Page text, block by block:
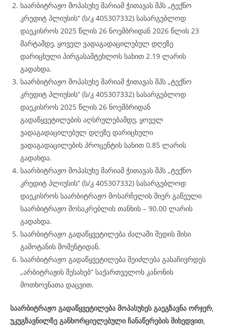
საარბიტრაჟო მოპასუხე მარიამ ჭითავას შპს „ტექნო
კრედიტ პლიუსის“ (ს/კ 405307332) სასარგებლოდ
დაეკისროს 2025 წლის 26 ნოემბრიდან 2026 წლის 23
მარტამდე, ყოველ ვადაგადაცილებულ დღეზე
დარიცხული პირგასამტეხლოს სახით 2.19 ლარის
გადახდა.
საარბიტრაჟო მოპასუხე მარიამ ჭითავას შპს „ტექნო
კრედიტ პლიუსის“ (ს/კ 405307332) სასარგებლოდ
დაეკისროს 2025 წლის 26 ნოემბრიდან
გადაწყვეტილების აღსრულებამდე, ყოველ
ვადაგადაცილებულ დღეზე დარიცხული
ვადაგადაცილების პროცენტის სახით 0.85 ლარის
გადახდა.
საარბიტრაჟო მოპასუხე მარიამ ჭითავას შპს „ტექნო
კრედიტ პლიუსის“ (ს/კ 405307332) სასარგებლოდ
დაეკისროს საარბიტრაჟო მოსარჩელის მიერ გაწეული
საარბიტრაჟო მოსაკრებლის თანხის – 90.00 ლარის
გადახდა.
საარბიტრაჟო გადაწყვეტილება ძალაში შედის მისი
გამოტანის მომენტიდან.
საარბიტრაჟო გადაწყვეტილება შეიძლება გასაჩივრდეს
„არბიტრაჟის შესახებ“ საქართველოს კანონის
მოთხოვნათა დაცვით.
საარბიტრაჟო გადაწყვეტილება მოპასუხეს გაეგზავნა ორჯერ,
უკუგზავნილზე განხორციელებული ჩანაწერების მიხედვით,